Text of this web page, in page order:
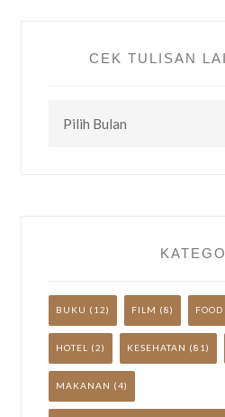
CEK TULISAN
TULISAN
BUKU (12) FILM (8)
HOTEL (2) KESEHATAN (81)
MAKANAN (4)